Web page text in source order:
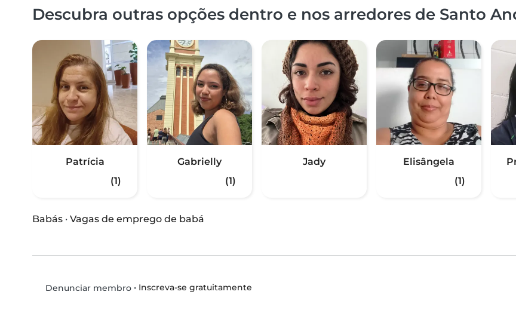
Descubra outras opções dentro e nos arredores de Santo
Patrícia
(1)
Gabrielly
(1)
Jady
Elisângela
(1)
Babás · Vagas de emprego de babá
Denunciar membro• Inscreva-se gratuitamente